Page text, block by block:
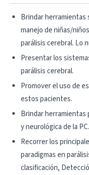
Brindar herramientas
manejo de niñas/
parálisis cerebral. Lo
Presentar los
parálisis cerebral.
Promover el uso de
estos pacientes.
Brindar herramientas
y neurológica de la PC.
Recorrer los
paradigmas en
clasificación,